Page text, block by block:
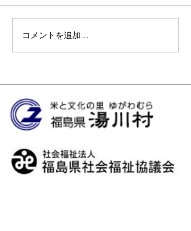
コメントを追加…